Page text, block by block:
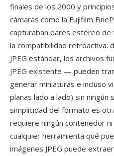
finales de los 2000 y
cámaras como la Fujifilm
capturaban pares estéreo de
la compatibilidad retroactiva:
JPEG estándar, los archivos
JPEG existente — pueden
generar miniaturas e incluso
planas lado a lado) sin ningún
simplicidad del formato es
requiere ningún contenedor
cualquier herramienta qué
imágenes JPEG puede